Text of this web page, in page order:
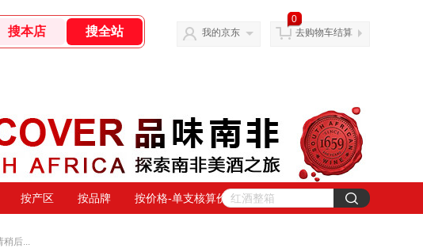
我的京东
0
去购物车结算
按产区 按品牌 按价格-单支核算价
稍后...